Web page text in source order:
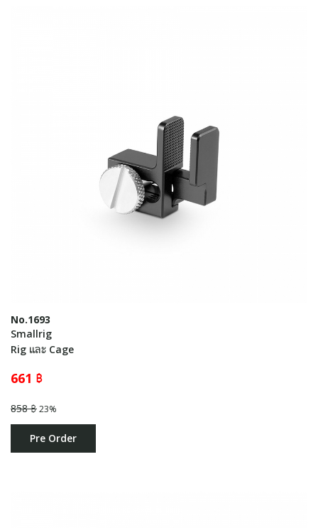
No.1693
Smallrig
Rig และ Cage
661 ฿
858 ฿23%
Pre Order